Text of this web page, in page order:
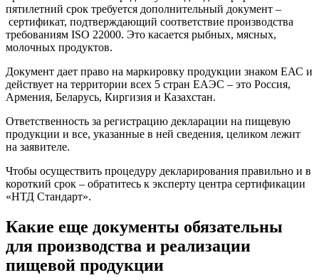
пятилетний срок требуется дополнительный документ –
сертификат, подтверждающий соответствие производства
требованиям ISO 22000. Это касается рыбных, мясных,
молочных продуктов.
Документ дает право на маркировку продукции знаком ЕАС и
действует на территории всех 5 стран ЕАЭС – это Россия,
Армения, Беларусь, Киргизия и Казахстан.
Ответственность за регистрацию декларации на пищевую
продукции и все, указанные в ней сведения, целиком лежит
на заявителе.
Чтобы осуществить процедуру декларирования правильно и в
короткий срок – обратитесь к эксперту центра сертификации
«НТД Стандарт».
Какие еще документы обязательны
для производства и реализации
пищевой продукции